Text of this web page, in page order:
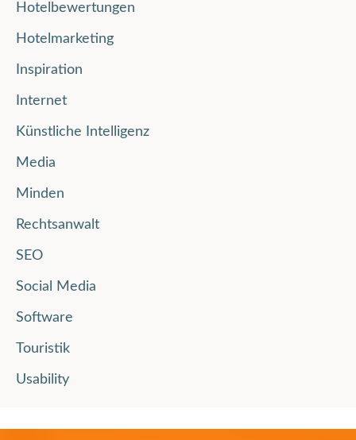
Hotelbewertungen
Hotelmarketing
Inspiration
Internet
Künstliche Intelligenz
Media
Minden
Rechtsanwalt
SEO
Social Media
Software
Touristik
Usability